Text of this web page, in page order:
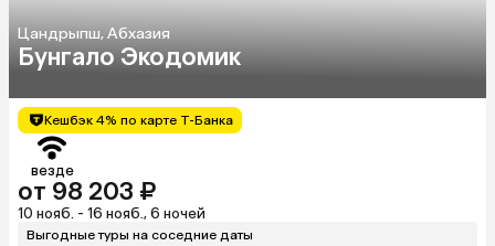
Цандрыпш, Абхазия
Бунгало Экодомик
Кешбэк 4% по карте Т-Банка
везде
от 98 203 ₽
10 нояб. - 16 нояб., 6 ночей
Выгодные туры на соседние даты